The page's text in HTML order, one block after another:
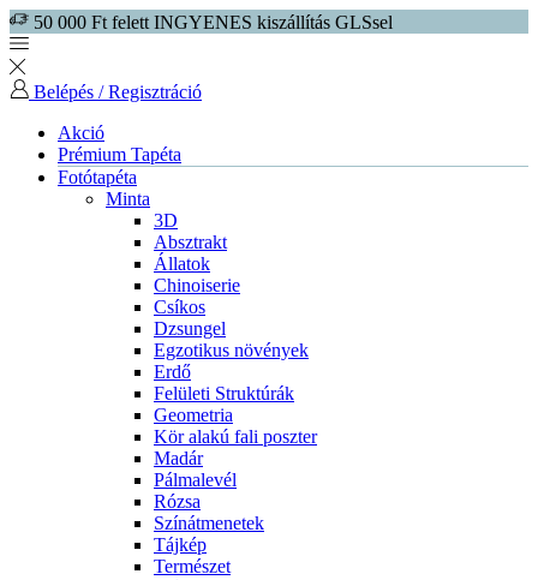
50 000 Ft felett INGYENES kiszállítás GLSsel
Belépés / Regisztráció
Akció
Prémium Tapéta
Fotótapéta
Minta
3D
Absztrakt
Állatok
Chinoiserie
Csíkos
Dzsungel
Egzotikus növények
Erdő
Felületi Struktúrák
Geometria
Kör alakú fali poszter
Madár
Pálmalevél
Rózsa
Színátmenetek
Tájkép
Természet